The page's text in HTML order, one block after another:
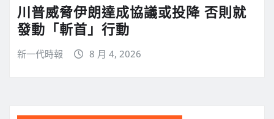
川普威脅伊朗達成協議或投降 否則就
發動「斬首」行動
新一代時報 8 月 4, 2026